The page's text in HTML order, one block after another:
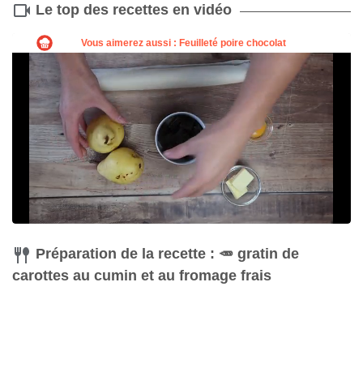
Couteau
Acheter Acheter
Le top des recettes en vidéo
Préparation de la recette : 🥕 gratin de
carottes au cumin et au fromage frais